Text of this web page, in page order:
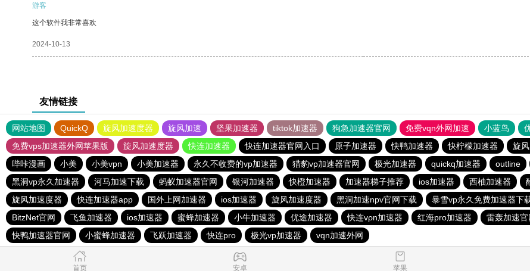
游客
这个软件我非常喜欢
2024-10-13
友情链接
网站地图 QuickQ 旋风加速度器 旋风加速 坚果加速器 tiktok加速器 狗急加速器官网 免费vqn外网加速 小蓝鸟
免费vps加速器外网苹果版
旋风加速度器 快连加速器 快连加速器官网入口 原子加速器 快鸭加速器 快柠檬加速器 旋
哔咔漫画
小美 小美vpn 小美加速器 永久不收费的vp加速器 猎豹vp加速器官网 极光加速器 quickq加速器 outline
黑洞vp永久加速器
河马加速下载 蚂蚁加速器官网 银河加速器 快橙加速器 加速器梯子推荐 ios加速器 西柚加速器
旋风加速度器
快连加速器app 国外上网加速器 ios加速器 旋风加速度器 黑洞加速npv官网下载 暴雪vp永久免费加速器下
BitzNet官网
飞鱼加速器 ios加速器 蜜蜂加速器 小牛加速器 优途加速器 快连vρn加速器 红海pro加速器 雷轰加速官
快鸭加速器官网
小蜜蜂加速器 飞跃加速器 快连pro 极光vp加速器 vqn加速外网
首页 安卓 苹果